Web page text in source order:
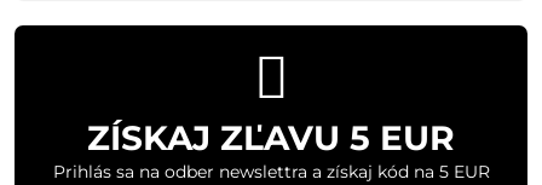
ZÍSKAJ ZĽAVU 5 EUR
Prihlás sa na odber newslettra a získaj kód na 5 EUR